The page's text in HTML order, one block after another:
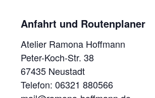
Anfahrt und Routenplaner
Atelier Ramona Hoffmann
Peter-Koch-Str. 38
67435 Neustadt
Telefon: 06321 880566